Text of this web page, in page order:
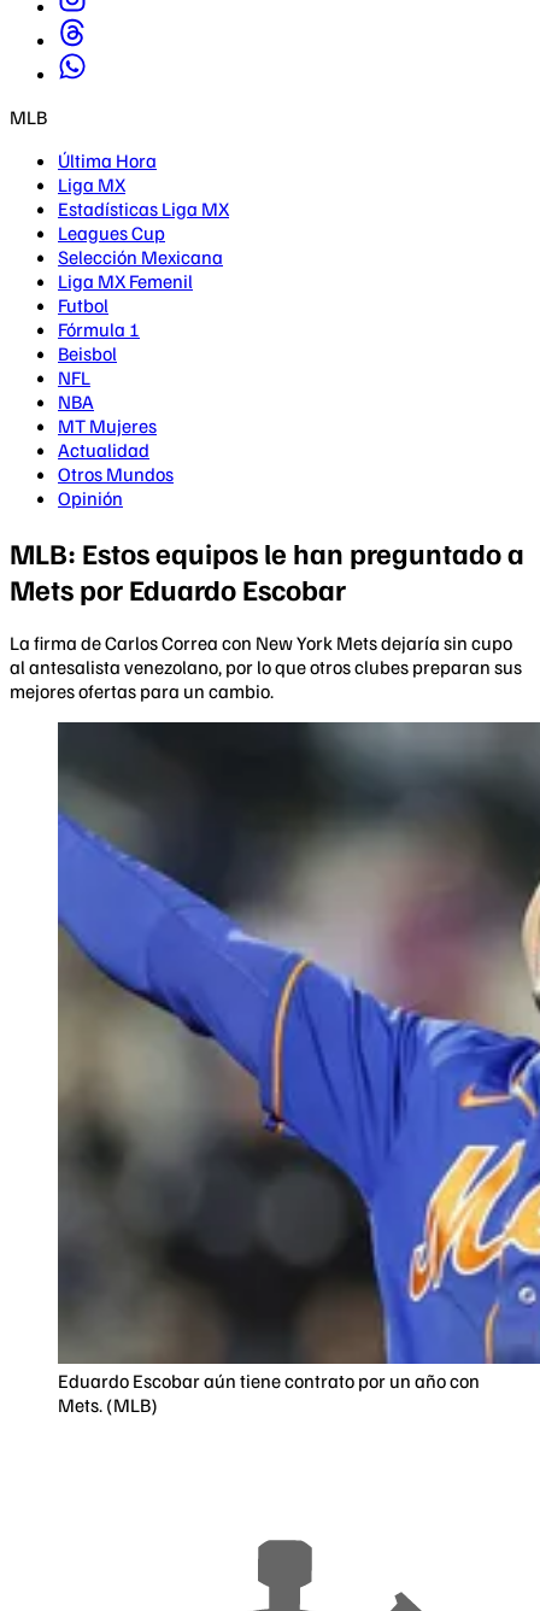
MLB
Última Hora
Liga MX
Estadísticas Liga MX
Leagues Cup
Selección Mexicana
Liga MX Femenil
Futbol
Fórmula 1
Beisbol
NFL
NBA
MT Mujeres
Actualidad
Otros Mundos
Opinión
MLB: Estos equipos le han preguntado a
Mets por Eduardo Escobar
La firma de Carlos Correa con New York Mets dejaría sin cupo
al antesalista venezolano, por lo que otros clubes preparan sus
mejores ofertas para un cambio.
Eduardo Escobar aún tiene contrato por un año con
Mets. (MLB)